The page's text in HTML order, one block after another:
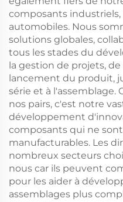
composants
automobiles. Nous
solutions globales,
tous les stades du
la gestion de projets,
lancement du produit,
série et à l'assemblage.
nos pairs, c'est notre
développement
composants qui ne
manufacturables. Les
nombreux secteurs
nous car ils peuvent
pour les aider à
assemblages plus